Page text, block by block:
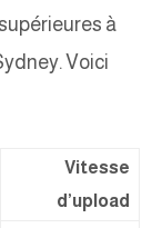
à
Voici
Vitesse
d’upload